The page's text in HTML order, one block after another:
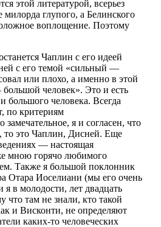
этой литературой, всерьез
глупого, а Белинского
воплощение. Поэтому
Чаплин с его идеей
с его темой «сильный —
или плохо, а именно в этой
человек». Это и есть
большого человека. Всегда
по критериям
я и согласен, что
то это Чаплин, Дисней. Еще
— настоящая
мною горячо любимого
Также я большой поклонник
Отара Иоселиани (мы его очень
в молодости, лет двадцать
что там не знали, кто такой
и Висконти, не определяют
каких-то человеческих